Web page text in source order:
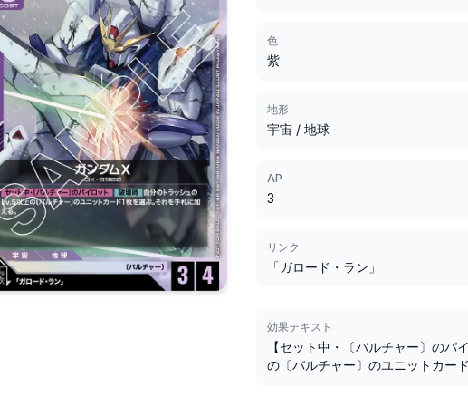
色
紫
地形
宇宙 / 地球
AP
3
リンク
「ガロード・ラン」
効果テキスト
【セット中・〔バルチャー〕のパ
の〔バルチャー〕のユニットカー